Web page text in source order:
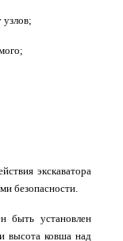
экскаватора
безопасности.
быть установлен
высота ковша над